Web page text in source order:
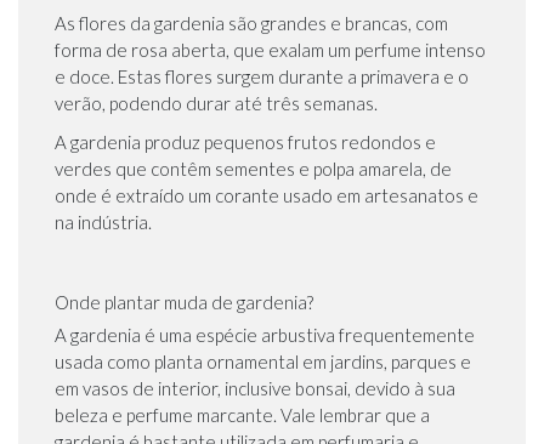
As flores da gardenia são grandes e brancas, com
forma de rosa aberta, que exalam um perfume intenso
e doce. Estas flores surgem durante a primavera e o
verão, podendo durar até três semanas.
A gardenia produz pequenos frutos redondos e
verdes que contêm sementes e polpa amarela, de
onde é extraído um corante usado em artesanatos e
na indústria.
Onde plantar muda de gardenia?
A gardenia é uma espécie arbustiva frequentemente
usada como planta ornamental em jardins, parques e
em vasos de interior, inclusive bonsai, devido à sua
beleza e perfume marcante. Vale lembrar que a